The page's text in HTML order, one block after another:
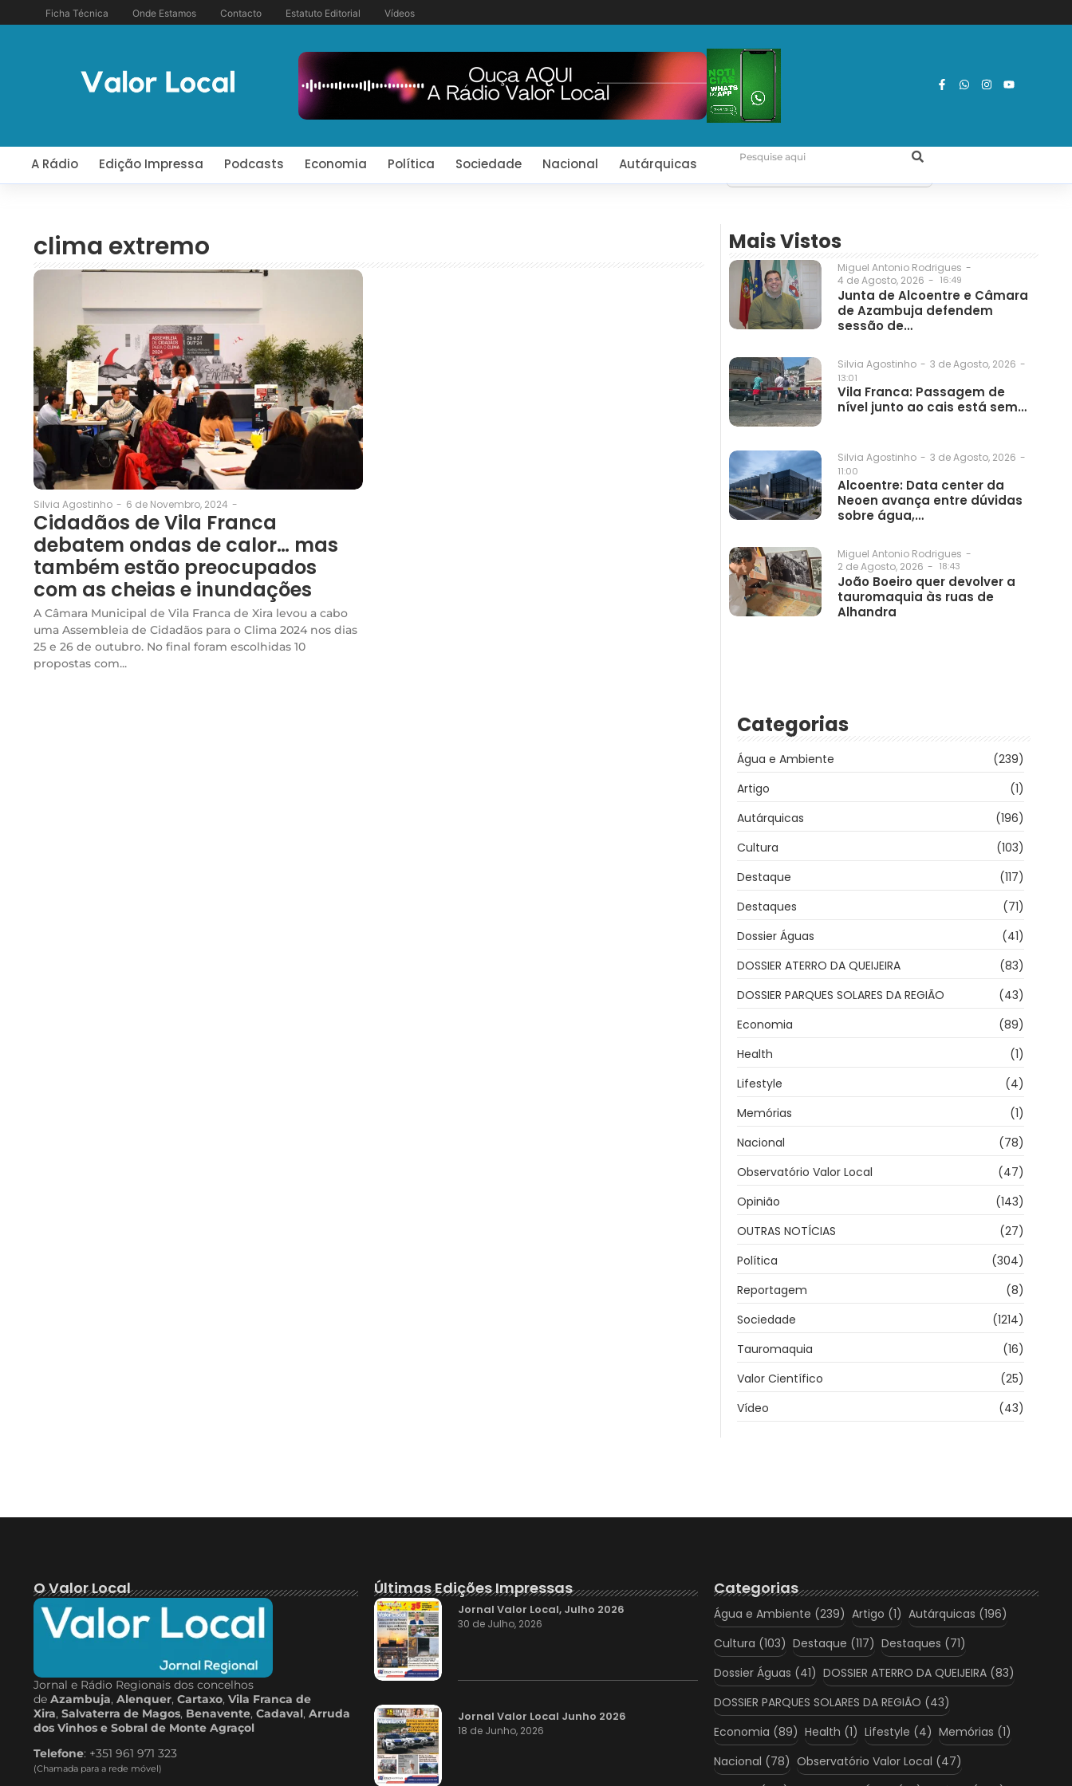
Ficha Técnica Onde Estamos Contacto Estatuto Editorial Vídeos
A Rádio Edição Impressa Podcasts Economia Política Sociedade Nacional Autárquicas
clima extremo
Silvia Agostinho - 6 de Novembro, 2024 -
Cidadãos de Vila Franca
debatem ondas de calor… mas
também estão preocupados
com as cheias e inundações
A Câmara Municipal de Vila Franca de Xira levou a cabo
uma Assembleia de Cidadãos para o Clima 2024 nos dias
25 e 26 de outubro. No final foram escolhidas 10
propostas com...
Mais Vistos
Miguel Antonio Rodrigues -
4 de Agosto, 2026 - 16:49
Junta de Alcoentre e Câmara
de Azambuja defendem
sessão de…
Silvia Agostinho - 3 de Agosto, 2026 -
13:01
Vila Franca: Passagem de
nível junto ao cais está sem…
Silvia Agostinho - 3 de Agosto, 2026 -
11:00
Alcoentre: Data center da
Neoen avança entre dúvidas
sobre água,…
Miguel Antonio Rodrigues -
2 de Agosto, 2026 - 18:43
João Boeiro quer devolver a
tauromaquia às ruas de
Alhandra
Categorias
Água e Ambiente
(239)
Artigo
(1)
Autárquicas
(196)
Cultura
(103)
Destaque
(117)
Destaques
(71)
Dossier Águas
(41)
DOSSIER ATERRO DA QUEIJEIRA
(83)
DOSSIER PARQUES SOLARES DA REGIÃO
(43)
Economia
(89)
Health
(1)
Lifestyle
(4)
Memórias
(1)
Nacional
(78)
Observatório Valor Local
(47)
Opinião
(143)
OUTRAS NOTÍCIAS
(27)
Política
(304)
Reportagem
(8)
Sociedade
(1214)
Tauromaquia
(16)
Valor Científico
(25)
Vídeo
(43)
O Valor Local
Jornal e Rádio Regionais dos concelhos
de Azambuja, Alenquer, Cartaxo, Vila Franca de
Xira, Salvaterra de Magos, Benavente, Cadaval, Arruda
dos Vinhos e Sobral de Monte Agraçol
Telefone: +351 961 971 323
(Chamada para a rede móvel)
Últimas Edições Impressas
Jornal Valor Local, Julho 2026
30 de Julho, 2026
Jornal Valor Local Junho 2026
18 de Junho, 2026
Categorias
Água e Ambiente (239) Artigo (1) Autárquicas (196)
Cultura (103) Destaque (117) Destaques (71)
Dossier Águas (41) DOSSIER ATERRO DA QUEIJEIRA (83)
DOSSIER PARQUES SOLARES DA REGIÃO (43)
Economia (89) Health (1) Lifestyle (4) Memórias (1)
Nacional (78) Observatório Valor Local (47)